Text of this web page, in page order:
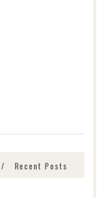
Recent Posts